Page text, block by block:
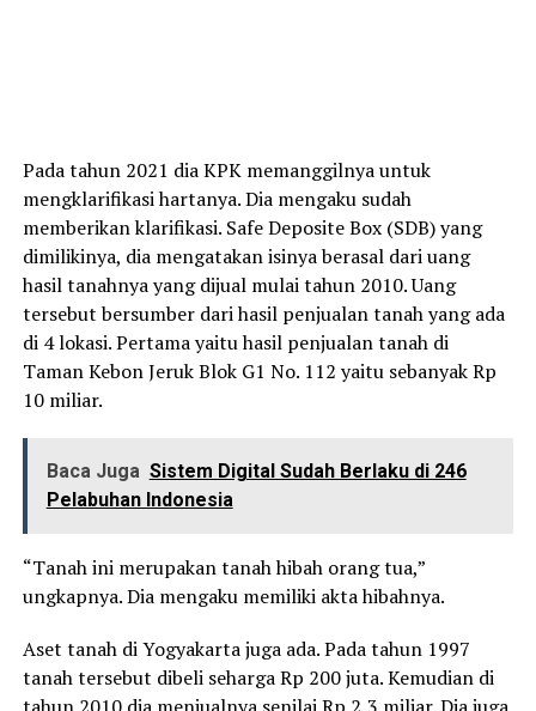
Pada tahun 2021 dia KPK memanggilnya untuk
mengklarifikasi hartanya. Dia mengaku sudah
memberikan klarifikasi. Safe Deposite Box (SDB) yang
dimilikinya, dia mengatakan isinya berasal dari uang
hasil tanahnya yang dijual mulai tahun 2010. Uang
tersebut bersumber dari hasil penjualan tanah yang ada
di 4 lokasi. Pertama yaitu hasil penjualan tanah di
Taman Kebon Jeruk Blok G1 No. 112 yaitu sebanyak Rp
10 miliar.
Baca Juga Sistem Digital Sudah Berlaku di 246
Pelabuhan Indonesia
“Tanah ini merupakan tanah hibah orang tua,”
ungkapnya. Dia mengaku memiliki akta hibahnya.
Aset tanah di Yogyakarta juga ada. Pada tahun 1997
tanah tersebut dibeli seharga Rp 200 juta. Kemudian di